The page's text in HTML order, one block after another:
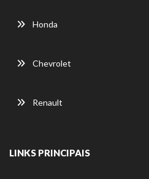
Honda
Chevrolet
Renault
LINKS PRINCIPAIS